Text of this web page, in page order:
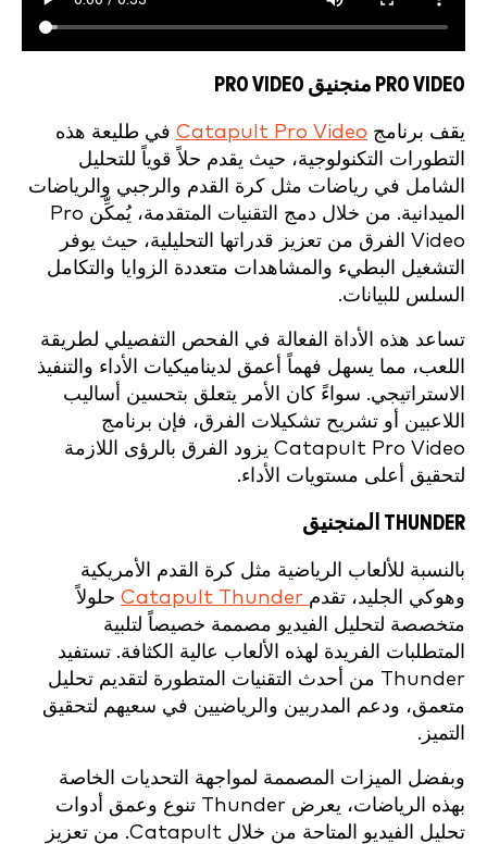
PRO VIDEO منجنيق PRO VIDEO
يقف برنامج Catapult Pro Video في طليعة هذه
التطورات التكنولوجية، حيث يقدم حلاً قوياً للتحليل
الشامل في رياضات مثل كرة القدم والرجبي والرياضات
الميدانية. من خلال دمج التقنيات المتقدمة، يُمكِّن Pro
Video الفرق من تعزيز قدراتها التحليلية، حيث يوفر
التشغيل البطيء والمشاهدات متعددة الزوايا والتكامل
السلس للبيانات.
تساعد هذه الأداة الفعالة في الفحص التفصيلي لطريقة
اللعب، مما يسهل فهماً أعمق لديناميكيات الأداء والتنفيذ
الاستراتيجي. سواءً كان الأمر يتعلق بتحسين أساليب
اللاعبين أو تشريح تشكيلات الفرق، فإن برنامج
Catapult Pro Video يزود الفرق بالرؤى اللازمة
لتحقيق أعلى مستويات الأداء.
THUNDER المنجنيق
بالنسبة للألعاب الرياضية مثل كرة القدم الأمريكية
وهوكي الجليد، تقدم
حلولاً
متخصصة لتحليل الفيديو مصممة خصيصاً لتلبية
المتطلبات الفريدة لهذه الألعاب عالية الكثافة. تستفيد
Thunder من أحدث التقنيات المتطورة لتقديم تحليل
متعمق، ودعم المدربين والرياضيين في سعيهم لتحقيق
التميز.
وبفضل الميزات المصممة لمواجهة التحديات الخاصة
بهذه الرياضات، يعرض Thunder تنوع وعمق أدوات
تحليل الفيديو المتاحة من خلال Catapult. من تعزيز